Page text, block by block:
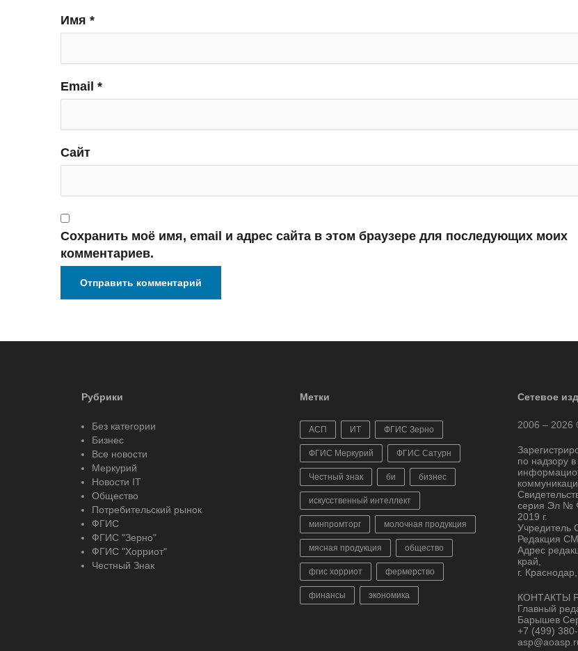
Имя *
Email *
Сайт
Сохранить моё имя, email и адрес сайта в этом браузере для последующих моих
комментариев.
Рубрики
Без категории
Бизнес
Все новости
Меркурий
Новости IT
Общество
Потребительский рынок
ФГИС
ФГИС "Зерно"
ФГИС "Хорриот"
Честный Знак
Метки
АСП ИТ ФГИС Зерно
ФГИС Меркурий ФГИС Сатурн
Честный знак би бизнес
искусственный интеллект
минпромторг молочная продукция
мясная продукция общество
фгис хорриот фермерство
финансы экономика
Сетевое
2006 – 2026
по надзору
серия Эл №
2019 г.
Редакция
Адрес
край,
г.
КОНТАКТЫ
Главный
Барышев
+7 (499)